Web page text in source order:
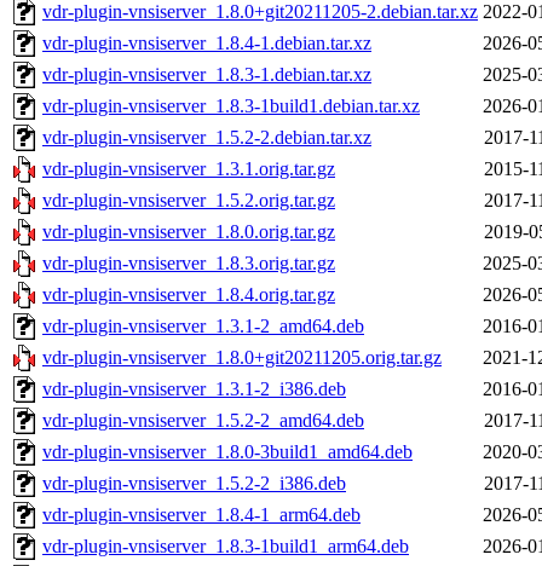
vdr-plugin-vnsiserver_1.8.0+git20211205-2.debian.tar.xz 2022-
vdr-plugin-vnsiserver_1.8.4-1.debian.tar.xz
2026-
vdr-plugin-vnsiserver_1.8.3-1.debian.tar.xz
2025-
vdr-plugin-vnsiserver_1.8.3-1build1.debian.tar.xz
2026-
vdr-plugin-vnsiserver_1.5.2-2.debian.tar.xz
2017-
vdr-plugin-vnsiserver_1.3.1.orig.tar.gz
2015-
vdr-plugin-vnsiserver_1.5.2.orig.tar.gz
2017-
vdr-plugin-vnsiserver_1.8.0.orig.tar.gz
2019-
vdr-plugin-vnsiserver_1.8.3.orig.tar.gz
2025-
vdr-plugin-vnsiserver_1.8.4.orig.tar.gz
2026-
vdr-plugin-vnsiserver_1.3.1-2_amd64.deb
2016-
vdr-plugin-vnsiserver_1.8.0+git20211205.orig.tar.gz
2021-
vdr-plugin-vnsiserver_1.3.1-2_i386.deb
2016-
vdr-plugin-vnsiserver_1.5.2-2_amd64.deb
2017-
vdr-plugin-vnsiserver_1.8.0-3build1_amd64.deb
2020-
vdr-plugin-vnsiserver_1.5.2-2_i386.deb
2017-
vdr-plugin-vnsiserver_1.8.4-1_arm64.deb
2026-
vdr-plugin-vnsiserver_1.8.3-1build1_arm64.deb
2026-